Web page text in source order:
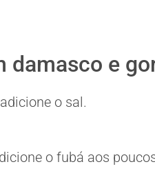
damasco e
o sal.
o fubá aos